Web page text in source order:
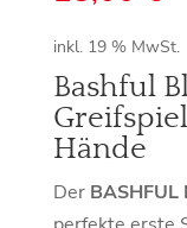
inkl. 19 % MwSt.
Bashful
Hände
Der BASHFUL